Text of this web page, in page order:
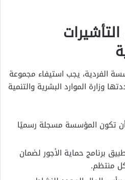
الفردية، يجب استيفاء مجموعة
وزارة الموارد البشرية والتنمية
تكون المؤسسة مسجلة رسميًا
برنامج حماية الأجور لضمان
منتظم.